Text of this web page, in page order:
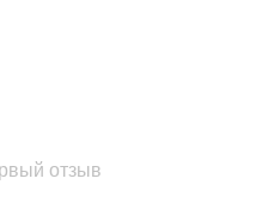
отзыв